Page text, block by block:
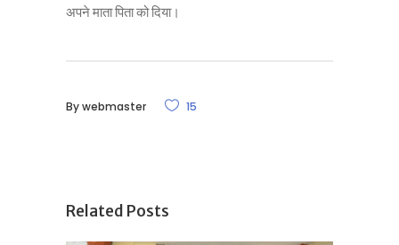
अपने माता पिता को दिया।
Bywebmaster 15
Related Posts